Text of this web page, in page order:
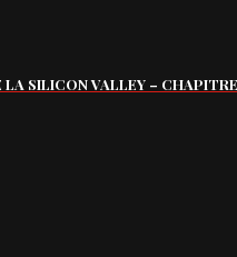
SILICON VALLEY –